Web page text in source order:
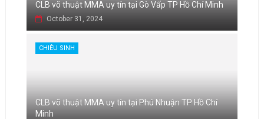
CLB võ thuật MMA uy tín tại Gò Vấp TP Hồ Chí Minh
October 31, 2024
CHIÊU SINH
CLB võ thuật MMA uy tín tại Phú Nhuận TP Hồ Chí
Minh